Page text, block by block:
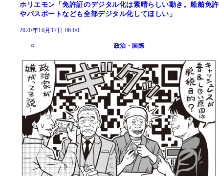
ホリエモン「免許証のデジタル化は素晴らしい動き。船舶免許
やパスポートなども全部デジタル化してほしい」
2020年10月17日 06:00
政治・国際